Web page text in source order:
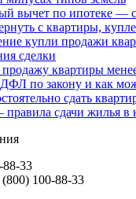
вычет по ипотеке —
с квартиры,
купли продажи
сделки
продажу квартиры
по закону и как
сдать
правила сдачи жилья в
88-33
100-88-33